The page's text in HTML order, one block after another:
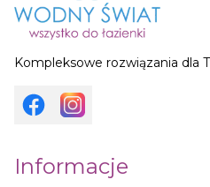
Kompleksowe rozwiązania dla
Informacje